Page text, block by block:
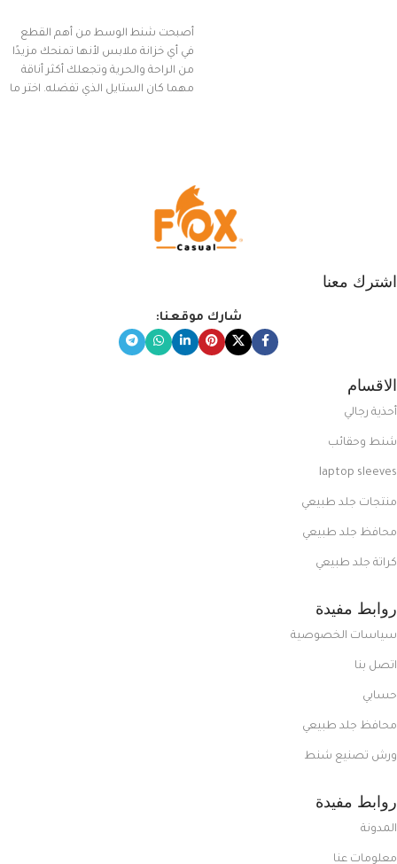
أصبحت شنط الوسط من أهم القطع
في أي خزانة ملابس لأنها تمنحك مزيدًا
من الراحة والحرية وتجعلك أكثر أناقة
مهما كان الستايل الذي تفضله. اختر ما
اشترك معنا
شارك موقعنا:
الاقسام
أحذية رجالي
شنط وحقائب
laptop sleeves
منتجات جلد طبيعي
محافظ جلد طبيعي
كراتة جلد طبيعي
روابط مفيدة
سياسات الخصوصية
اتصل بنا
حسابي
محافظ جلد طبيعي
ورش تصنيع شنط
روابط مفيدة
المدونة
معلومات عنا